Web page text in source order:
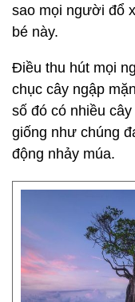
sao mọi người đổ
bé này.
Điều thu hút mọi
chục cây ngập
số đó có nhiều
giống như chúng
động nhảy múa.